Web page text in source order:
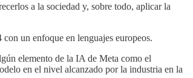
a la sociedad y, sobre todo, aplicar la
un enfoque en lenguajes europeos.
elemento de la IA de Meta como el
en el nivel alcanzado por la industria en la